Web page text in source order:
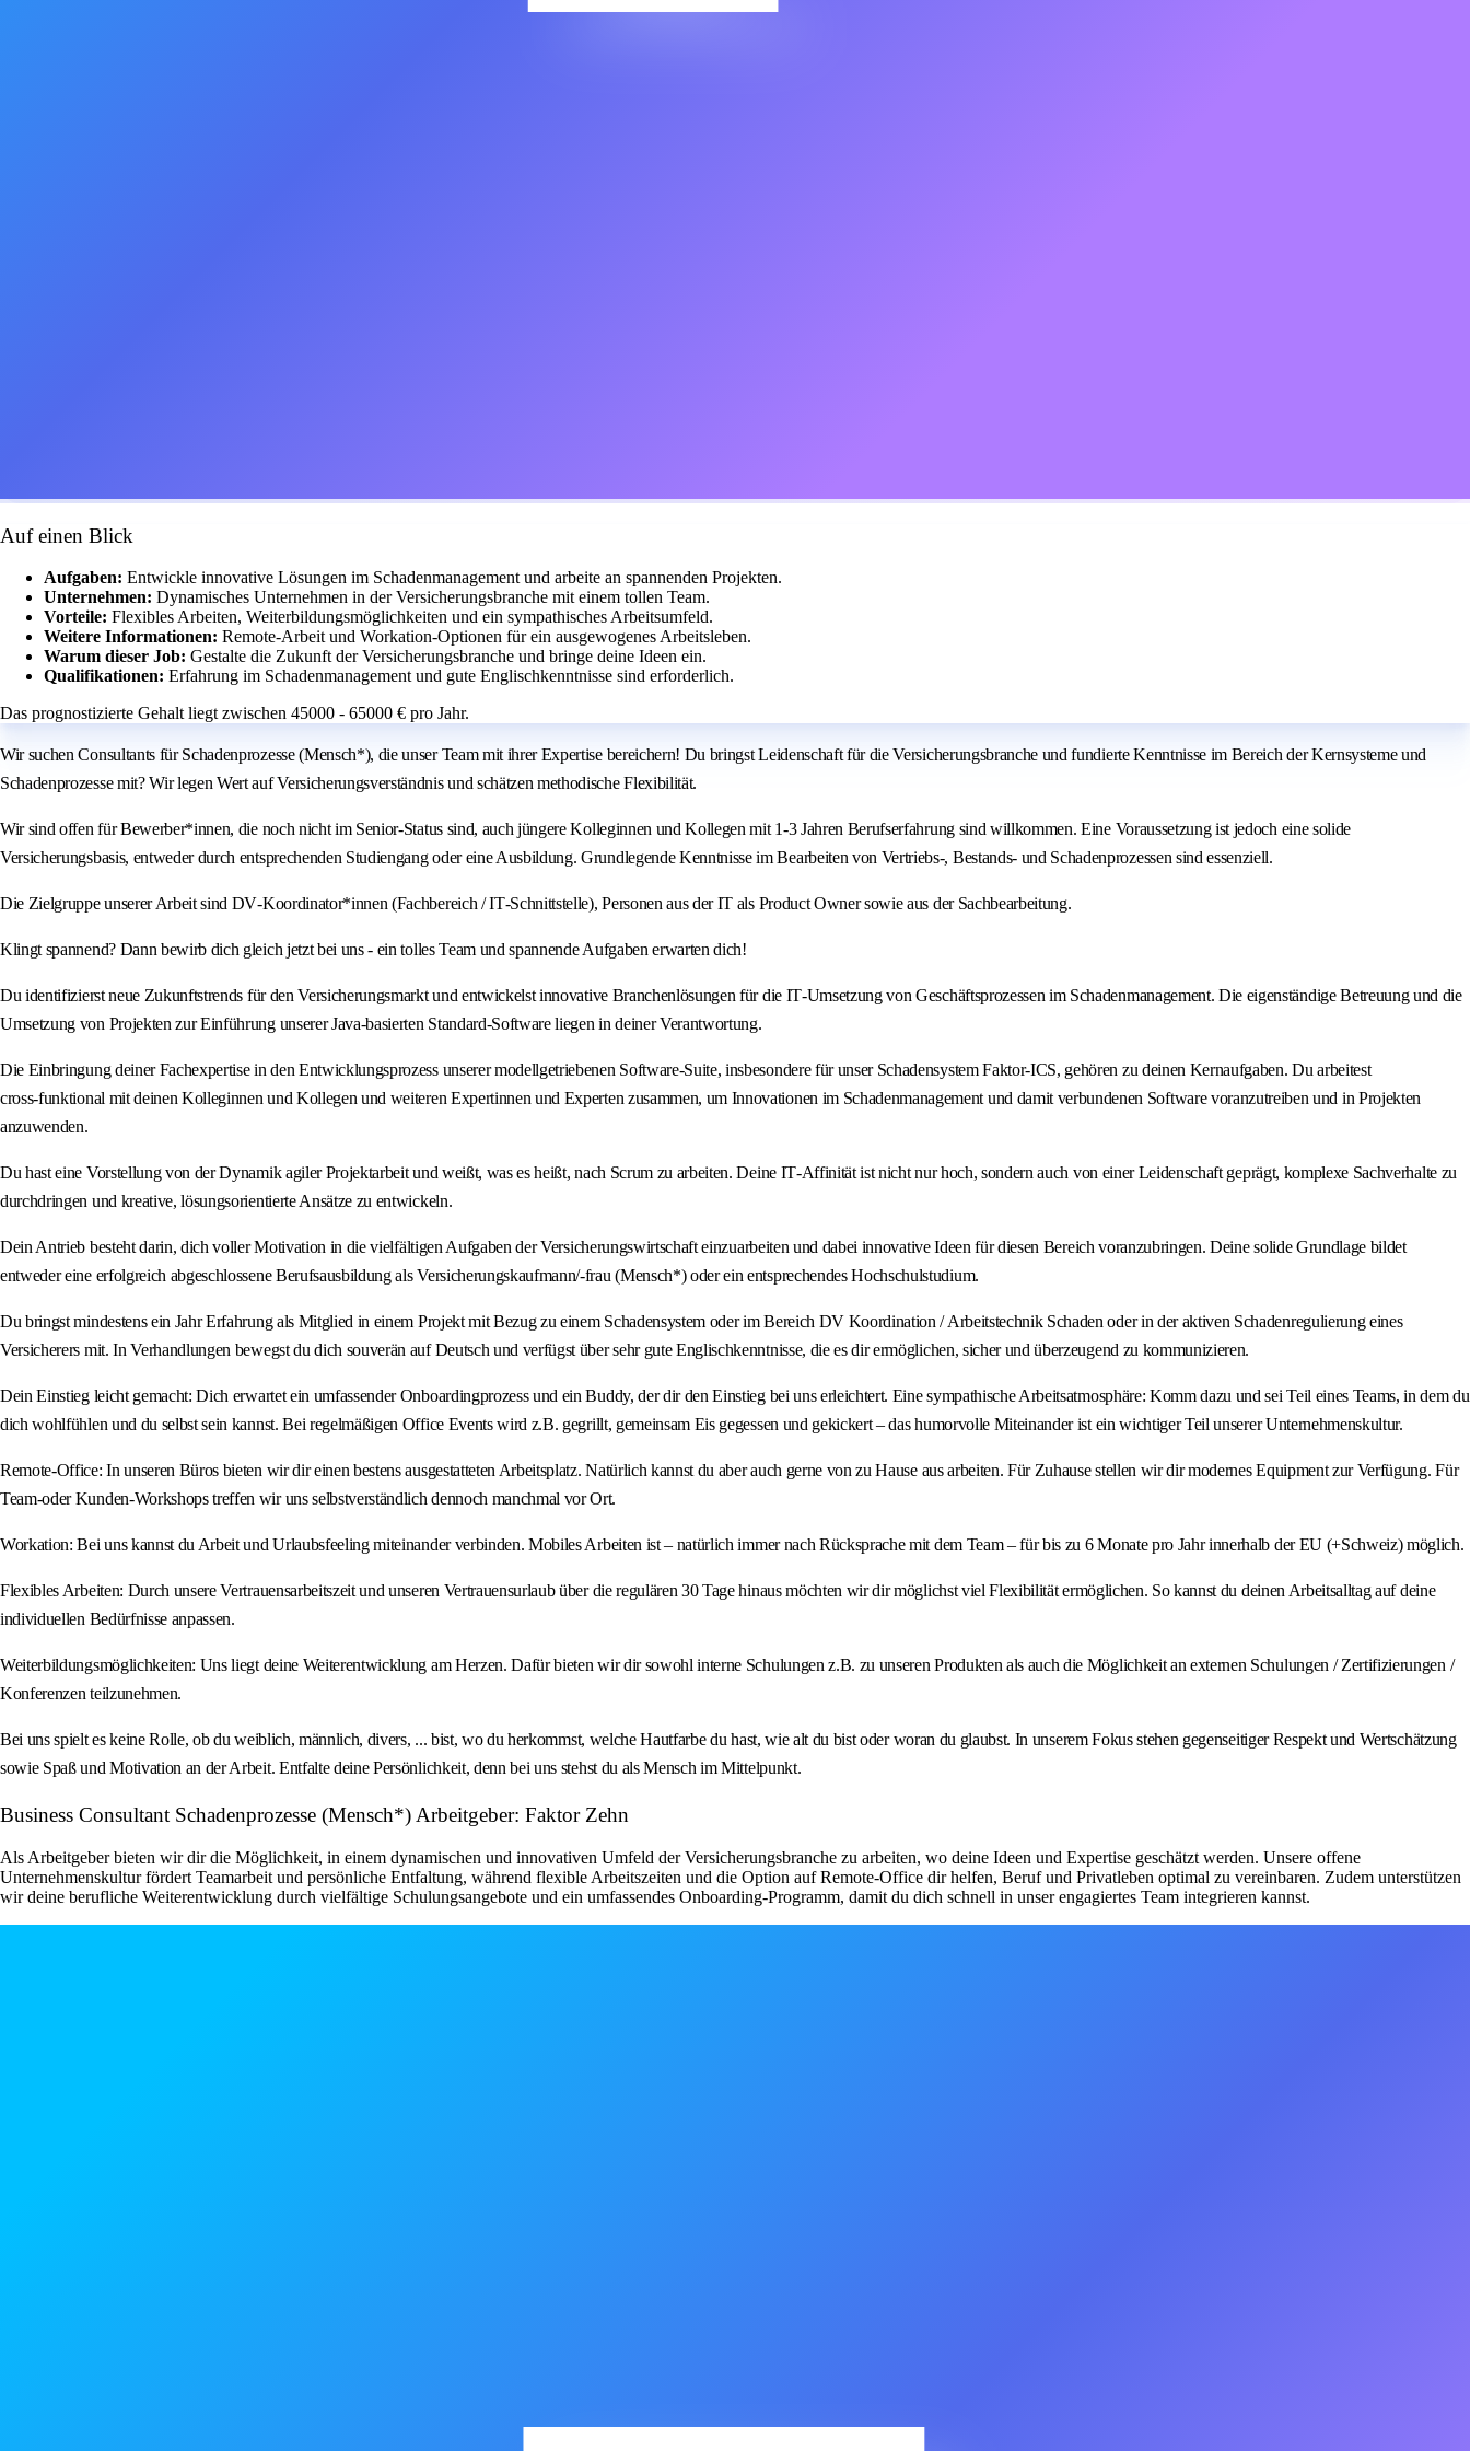
Auf einen Blick
Aufgaben: Entwickle innovative Lösungen im Schadenmanagement und arbeite an spannenden Projekten.
Unternehmen: Dynamisches Unternehmen in der Versicherungsbranche mit einem tollen Team.
Vorteile: Flexibles Arbeiten, Weiterbildungsmöglichkeiten und ein sympathisches Arbeitsumfeld.
Weitere Informationen: Remote-Arbeit und Workation-Optionen für ein ausgewogenes Arbeitsleben.
Warum dieser Job: Gestalte die Zukunft der Versicherungsbranche und bringe deine Ideen ein.
Qualifikationen: Erfahrung im Schadenmanagement und gute Englischkenntnisse sind erforderlich.
Das prognostizierte Gehalt liegt zwischen 45000 - 65000 € pro Jahr.
Wir suchen Consultants für Schadenprozesse (Mensch*), die unser Team mit ihrer Expertise bereichern! Du bringst Leidenschaft für die Versicherungsbranche und fundierte Kenntnisse im Bereich der Kernsysteme und
Schadenprozesse mit? Wir legen Wert auf Versicherungsverständnis und schätzen methodische Flexibilität.
Wir sind offen für Bewerber*innen, die noch nicht im Senior‑Status sind, auch jüngere Kolleginnen und Kollegen mit 1-3 Jahren Berufserfahrung sind willkommen. Eine Voraussetzung ist jedoch eine solide
Versicherungsbasis, entweder durch entsprechenden Studiengang oder eine Ausbildung. Grundlegende Kenntnisse im Bearbeiten von Vertriebs-, Bestands- und Schadenprozessen sind essenziell.
Die Zielgruppe unserer Arbeit sind DV‑Koordinator*innen (Fachbereich / IT‑Schnittstelle), Personen aus der IT als Product Owner sowie aus der Sachbearbeitung.
Klingt spannend? Dann bewirb dich gleich jetzt bei uns - ein tolles Team und spannende Aufgaben erwarten dich!
Du identifizierst neue Zukunftstrends für den Versicherungsmarkt und entwickelst innovative Branchenlösungen für die IT‑Umsetzung von Geschäftsprozessen im Schadenmanagement. Die eigenständige Betreuung und die
Umsetzung von Projekten zur Einführung unserer Java‑basierten Standard‑Software liegen in deiner Verantwortung.
Die Einbringung deiner Fachexpertise in den Entwicklungsprozess unserer modellgetriebenen Software‑Suite, insbesondere für unser Schadensystem Faktor‑ICS, gehören zu deinen Kernaufgaben. Du arbeitest
cross‑funktional mit deinen Kolleginnen und Kollegen und weiteren Expertinnen und Experten zusammen, um Innovationen im Schadenmanagement und damit verbundenen Software voranzutreiben und in Projekten
anzuwenden.
Du hast eine Vorstellung von der Dynamik agiler Projektarbeit und weißt, was es heißt, nach Scrum zu arbeiten. Deine IT‑Affinität ist nicht nur hoch, sondern auch von einer Leidenschaft geprägt, komplexe Sachverhalte zu
durchdringen und kreative, lösungsorientierte Ansätze zu entwickeln.
Dein Antrieb besteht darin, dich voller Motivation in die vielfältigen Aufgaben der Versicherungswirtschaft einzuarbeiten und dabei innovative Ideen für diesen Bereich voranzubringen. Deine solide Grundlage bildet
entweder eine erfolgreich abgeschlossene Berufsausbildung als Versicherungskaufmann/-frau (Mensch*) oder ein entsprechendes Hochschulstudium.
Du bringst mindestens ein Jahr Erfahrung als Mitglied in einem Projekt mit Bezug zu einem Schadensystem oder im Bereich DV Koordination / Arbeitstechnik Schaden oder in der aktiven Schadenregulierung eines
Versicherers mit. In Verhandlungen bewegst du dich souverän auf Deutsch und verfügst über sehr gute Englischkenntnisse, die es dir ermöglichen, sicher und überzeugend zu kommunizieren.
Dein Einstieg leicht gemacht: Dich erwartet ein umfassender Onboardingprozess und ein Buddy, der dir den Einstieg bei uns erleichtert. Eine sympathische Arbeitsatmosphäre: Komm dazu und sei Teil eines Teams, in dem du
dich wohlfühlen und du selbst sein kannst. Bei regelmäßigen Office Events wird z.B. gegrillt, gemeinsam Eis gegessen und gekickert – das humorvolle Miteinander ist ein wichtiger Teil unserer Unternehmenskultur.
Remote‑Office: In unseren Büros bieten wir dir einen bestens ausgestatteten Arbeitsplatz. Natürlich kannst du aber auch gerne von zu Hause aus arbeiten. Für Zuhause stellen wir dir modernes Equipment zur Verfügung. Für
Team‑oder Kunden‑Workshops treffen wir uns selbstverständlich dennoch manchmal vor Ort.
Workation: Bei uns kannst du Arbeit und Urlaubsfeeling miteinander verbinden. Mobiles Arbeiten ist – natürlich immer nach Rücksprache mit dem Team – für bis zu 6 Monate pro Jahr innerhalb der EU (+Schweiz) möglich.
Flexibles Arbeiten: Durch unsere Vertrauensarbeitszeit und unseren Vertrauensurlaub über die regulären 30 Tage hinaus möchten wir dir möglichst viel Flexibilität ermöglichen. So kannst du deinen Arbeitsalltag auf deine
individuellen Bedürfnisse anpassen.
Weiterbildungsmöglichkeiten: Uns liegt deine Weiterentwicklung am Herzen. Dafür bieten wir dir sowohl interne Schulungen z.B. zu unseren Produkten als auch die Möglichkeit an externen Schulungen / Zertifizierungen /
Konferenzen teilzunehmen.
Bei uns spielt es keine Rolle, ob du weiblich, männlich, divers, ... bist, wo du herkommst, welche Hautfarbe du hast, wie alt du bist oder woran du glaubst. In unserem Fokus stehen gegenseitiger Respekt und Wertschätzung
sowie Spaß und Motivation an der Arbeit. Entfalte deine Persönlichkeit, denn bei uns stehst du als Mensch im Mittelpunkt.
Business Consultant Schadenprozesse (Mensch*) Arbeitgeber: Faktor Zehn
Als Arbeitgeber bieten wir dir die Möglichkeit, in einem dynamischen und innovativen Umfeld der Versicherungsbranche zu arbeiten, wo deine Ideen und Expertise geschätzt werden. Unsere offene
Unternehmenskultur fördert Teamarbeit und persönliche Entfaltung, während flexible Arbeitszeiten und die Option auf Remote-Office dir helfen, Beruf und Privatleben optimal zu vereinbaren. Zudem unterstützen
wir deine berufliche Weiterentwicklung durch vielfältige Schulungsangebote und ein umfassendes Onboarding-Programm, damit du dich schnell in unser engagiertes Team integrieren kannst.